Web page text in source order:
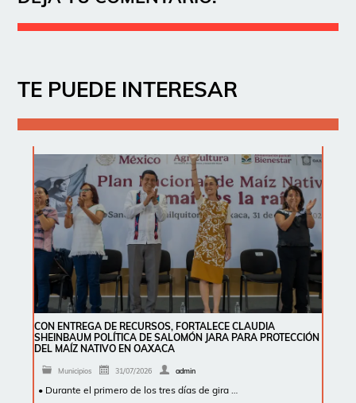
TE PUEDE INTERESAR
CON ENTREGA DE RECURSOS, FORTALECE CLAUDIA
SHEINBAUM POLÍTICA DE SALOMÓN JARA PARA PROTECCIÓN
DEL MAÍZ NATIVO EN OAXACA
Municipios 31/07/2026 admin
• Durante el primero de los tres días de gira …